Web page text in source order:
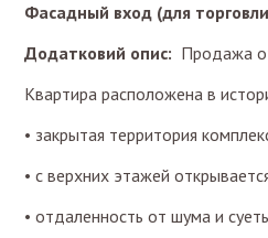
Фасадный вход (для
Додатковий опис: Продажа
Квартира расположена в
• закрытая территория
• с верхних этажей
• отдаленность от шума и